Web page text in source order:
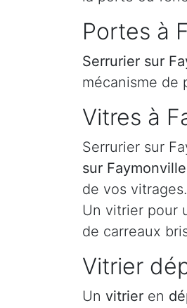
Portes à
Serrurier sur
mécanisme de
Vitres à
Serrurier sur
sur Faymonville
de vos vitrages.
Un vitrier pour
de carreaux
Vitrier
Un vitrier en